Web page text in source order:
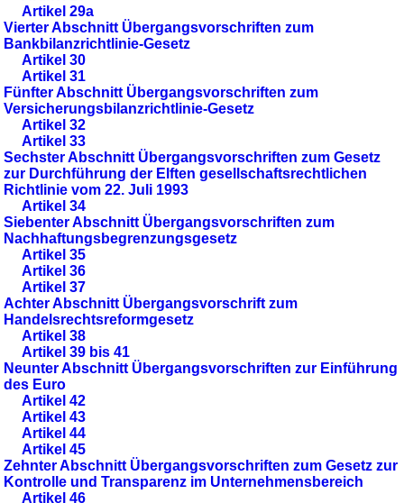
Artikel 29a
Vierter Abschnitt Übergangsvorschriften zum
Bankbilanzrichtlinie-Gesetz
Artikel 30
Artikel 31
Fünfter Abschnitt Übergangsvorschriften zum
Versicherungsbilanzrichtlinie-Gesetz
Artikel 32
Artikel 33
Sechster Abschnitt Übergangsvorschriften zum Gesetz
zur Durchführung der Elften gesellschaftsrechtlichen
Richtlinie vom 22. Juli 1993
Artikel 34
Siebenter Abschnitt Übergangsvorschriften zum
Nachhaftungsbegrenzungsgesetz
Artikel 35
Artikel 36
Artikel 37
Achter Abschnitt Übergangsvorschrift zum
Handelsrechtsreformgesetz
Artikel 38
Artikel 39 bis 41
Neunter Abschnitt Übergangsvorschriften zur Einführung
des Euro
Artikel 42
Artikel 43
Artikel 44
Artikel 45
Zehnter Abschnitt Übergangsvorschriften zum Gesetz zur
Kontrolle und Transparenz im Unternehmensbereich
Artikel 46